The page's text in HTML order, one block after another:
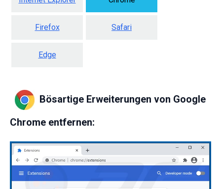
Firefox Safari
Edge
Bösartige Erweiterungen von Google
Chrome entfernen: